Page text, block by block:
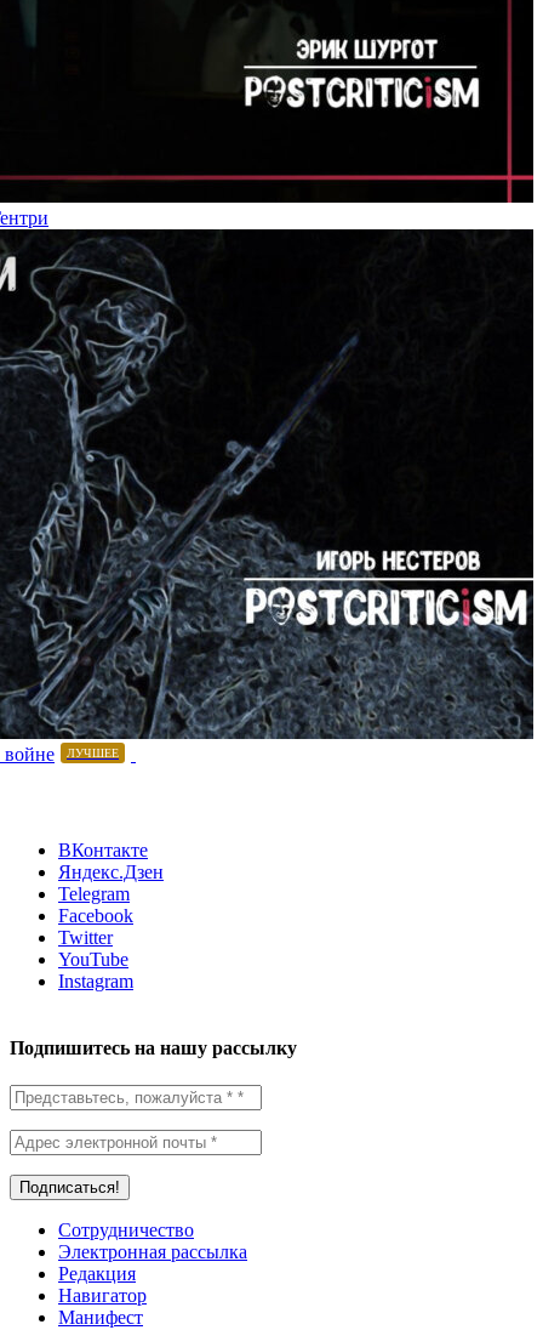
ЛУЧШЕЕ
ВКонтакте
Яндекс.Дзен
Telegram
Facebook
Twitter
YouTube
Instagram
Подпишитесь на нашу рассылку
Сотрудничество
Электронная рассылка
Редакция
Навигатор
Манифест